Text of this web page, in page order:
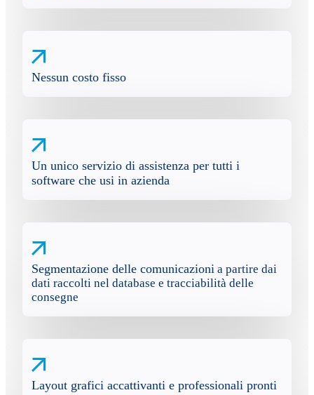
Nessun costo fisso
Un unico servizio di assistenza per tutti i
software che usi in azienda
Segmentazione delle comunicazioni a partire dai
dati raccolti nel database e tracciabilità delle
consegne
Layout grafici accattivanti e professionali pronti